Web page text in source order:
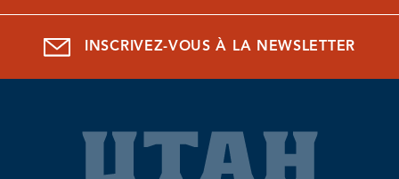
INSCRIVEZ-VOUS À LA NEWSLETTER